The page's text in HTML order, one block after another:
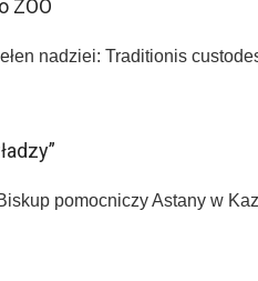
ZOO
nadziei: Traditionis
pomocniczy Astany w